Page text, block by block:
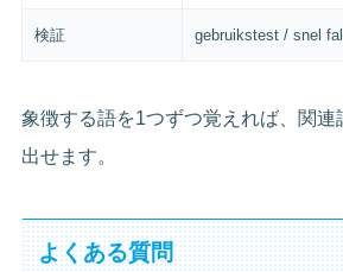
検証 gebruikstest / snel
象徴する語を1つずつ覚えれば、関連
出せます。
よくある質問